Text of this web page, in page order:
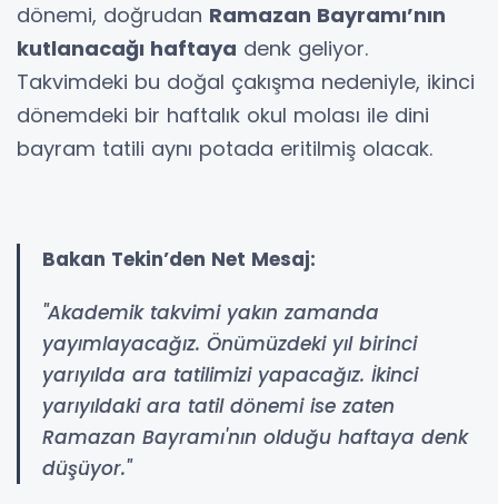
dönemi, doğrudan Ramazan Bayramı’nın
kutlanacağı haftaya denk geliyor.
Takvimdeki bu doğal çakışma nedeniyle, ikinci
dönemdeki bir haftalık okul molası ile dini
bayram tatili aynı potada eritilmiş olacak.
Bakan Tekin’den Net Mesaj:
"Akademik takvimi yakın zamanda
yayımlayacağız. Önümüzdeki yıl birinci
yarıyılda ara tatilimizi yapacağız. İkinci
yarıyıldaki ara tatil dönemi ise zaten
Ramazan Bayramı'nın olduğu haftaya denk
düşüyor."